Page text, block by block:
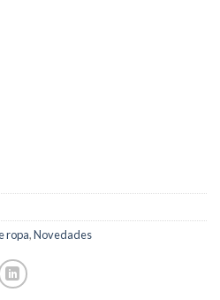
ropa,Novedades